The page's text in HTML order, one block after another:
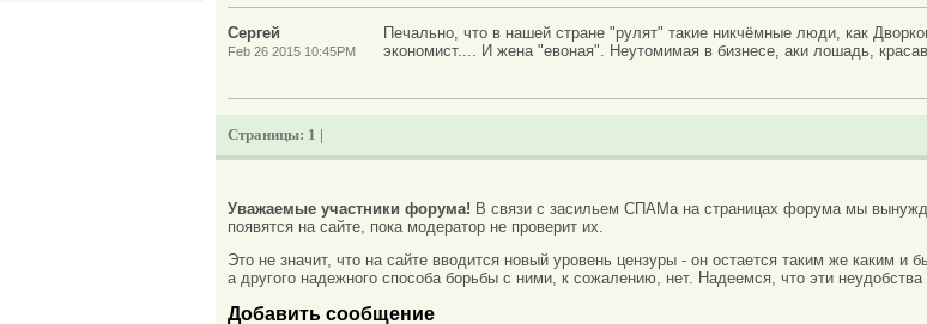
Сергей
Feb 26 2015 10:45PM
Печально, что в нашей стране "рулят" такие никчёмные люди, как
экономист.... И жена "евоная". Неутомимая в бизнесе, аки лошадь,
Страницы: 1 |
Уважаемые участники форума! В связи с засильем СПАМа на страницах форума мы
появятся на сайте, пока модератор не проверит их.
Это не значит, что на сайте вводится новый уровень цензуры - он остается таким же каким
а другого надежного способа борьбы с ними, к сожалению, нет. Надеемся, что эти
Добавить сообщение